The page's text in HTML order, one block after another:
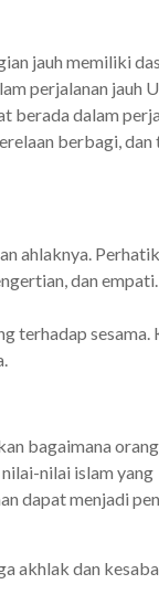
jauh memiliki
perjalanan jauh
berada dalam
berbagi, dan
ahlaknya.
dan
terhadap sesama.
bagaimana
nilai islam yang
dapat menjadi
akhlak dan